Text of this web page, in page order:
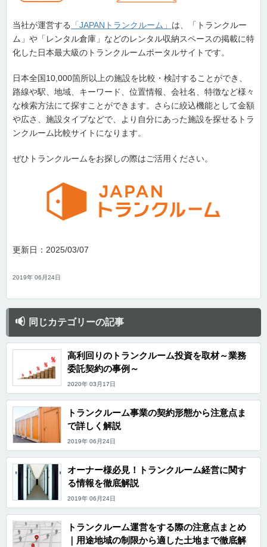
当社が運営する 「JAPANトランクルーム」 は、「トランクルー
ム」や「レンタル倉庫」などのレンタル収納スペースの掲載に特
化した日本最大級のトランクルームポータルサイトです。
日本全国10,000箇所以上の施設を比較・検討することができ、
路線や駅、地域、キーワード、位置情報、会社名、特徴など様々
な検索方法にて探すことができます。さらに絞込機能として金額
や広さ、施設タイプなどで、より自分にあった施設を探せるトラ
ンクルーム比較サイトになります。
ぜひトランクルームをお探しの際はご活用ください。
更新日：2025/03/07
2019年 06月24日
同じカテゴリーの記事
高利回りのトランクルーム投資を取材～業務
委託契約の事例～
2020年 03月17日
トランクルーム事業の契約形態から注意点ま
で詳しく解説
2019年 06月24日
オーナー様必見！トランクルーム経営に関す
る情報を徹底解説
2019年 06月24日
トランクルーム運営をする際の注意点まとめ
｜用途地域の制限から適した土地まで徹底解